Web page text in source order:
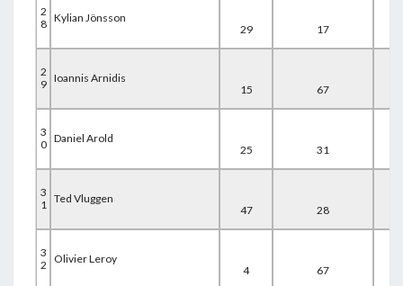
2
8 Kylian Jönsson
29
17
2
9 Ioannis Arnidis
15
67
3
0 Daniel Arold
25
31
3
1 Ted Vluggen
47
28
3
2
Olivier Leroy
4
67